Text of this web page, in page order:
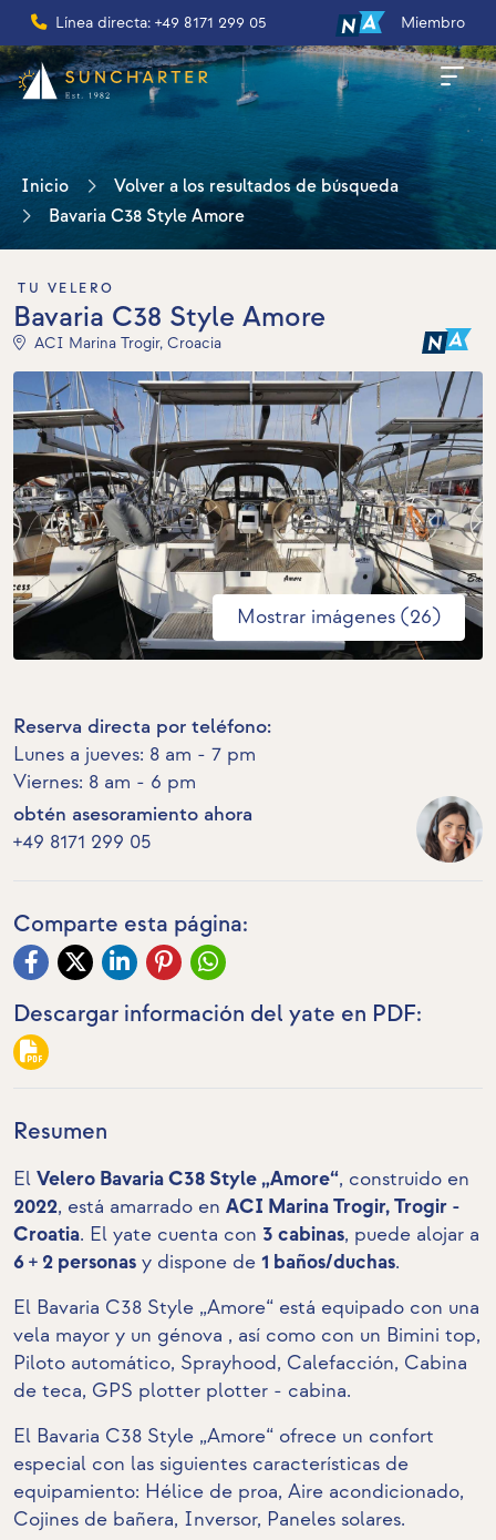
Línea directa: +49 8171 299 05 Miembro
Inicio
Volver a los resultados de búsqueda
Bavaria C38 Style Amore
TU VELERO
Bavaria C38 Style Amore
ACI Marina Trogir, Croacia
Mostrar imágenes (26)
Reserva directa por teléfono:
Lunes a jueves: 8 am - 7 pm
Viernes: 8 am - 6 pm
obtén asesoramiento ahora
+49 8171 299 05
Comparte esta página:
Descargar información del yate en PDF:
Resumen
El Velero Bavaria C38 Style „Amore“, construido en
2022, está amarrado en ACI Marina Trogir, Trogir -
Croatia. El yate cuenta con 3 cabinas, puede alojar a
6 + 2 personas y dispone de 1 baños/duchas.
El Bavaria C38 Style „Amore“ está equipado con una
vela mayor y un génova , así como con un Bimini top,
Piloto automático, Sprayhood, Calefacción, Cabina
de teca, GPS plotter plotter - cabina.
El Bavaria C38 Style „Amore“ ofrece un confort
especial con las siguientes características de
equipamiento: Hélice de proa, Aire acondicionado,
Cojines de bañera, Inversor, Paneles solares.